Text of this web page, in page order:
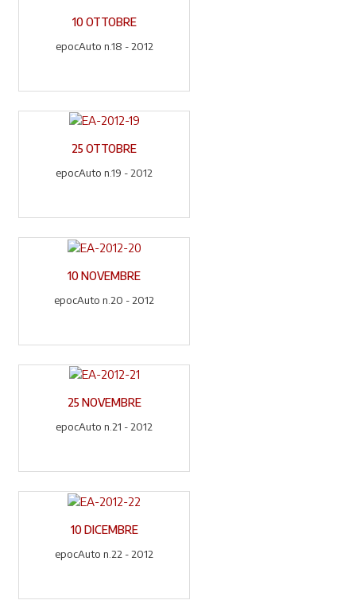
10 OTTOBRE
epocAuto n.18 - 2012
25 OTTOBRE
epocAuto n.19 - 2012
10 NOVEMBRE
epocAuto n.20 - 2012
25 NOVEMBRE
epocAuto n.21 - 2012
10 DICEMBRE
epocAuto n.22 - 2012